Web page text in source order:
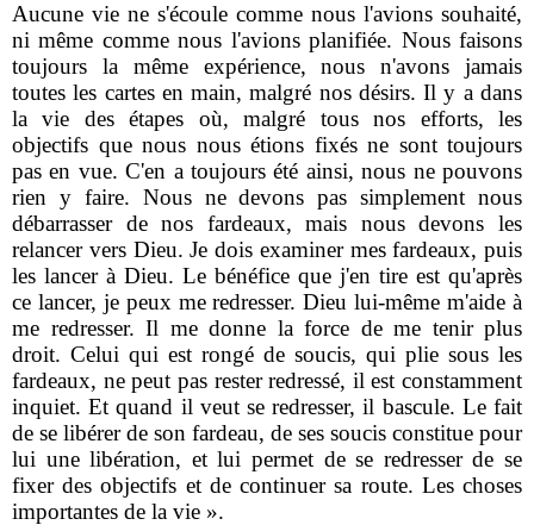
Aucune vie ne s'écoule comme nous l'avions souhaité,
ni même comme nous l'avions planifiée. Nous faisons
toujours la même expérience, nous n'avons jamais
toutes les cartes en main, malgré nos désirs. Il y a dans
la vie des étapes où, malgré tous nos efforts, les
objectifs que nous nous étions fixés ne sont toujours
pas en vue. C'en a toujours été ainsi, nous ne pouvons
rien y faire. Nous ne devons pas simplement nous
débarrasser de nos fardeaux, mais nous devons les
relancer vers Dieu. Je dois examiner mes fardeaux, puis
les lancer à Dieu. Le bénéfice que j'en tire est qu'après
ce lancer, je peux me redresser. Dieu lui-même m'aide à
me redresser. Il me donne la force de me tenir plus
droit. Celui qui est rongé de soucis, qui plie sous les
fardeaux, ne peut pas rester redressé, il est constamment
inquiet. Et quand il veut se redresser, il bascule. Le fait
de se libérer de son fardeau, de ses soucis constitue pour
lui une libération, et lui permet de se redresser de se
fixer des objectifs et de continuer sa route. Les choses
importantes de la vie ».